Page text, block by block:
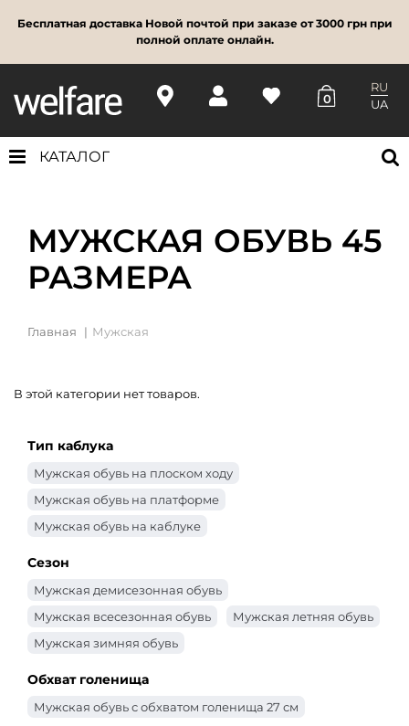
Бесплатная доставка Новой почтой при заказе от 3000 грн при
полной оплате онлайн.
0
RU
UA
КАТАЛОГ
МУЖСКАЯ ОБУВЬ 45
РАЗМЕРА
Главная Мужская
В этой категории нет товаров.
Тип каблука
Мужская обувь на плоском ходу
Мужская обувь на платформе
Мужская обувь на каблуке
Сезон
Мужская демисезонная обувь
Мужская всесезонная обувь
Мужская летняя обувь
Мужская зимняя обувь
Обхват голенища
Мужская обувь с обхватом голенища 27 см